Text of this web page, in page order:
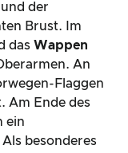
der
Brust. Im
das Wappen
An
Flaggen
Am Ende des
ein
besonderes